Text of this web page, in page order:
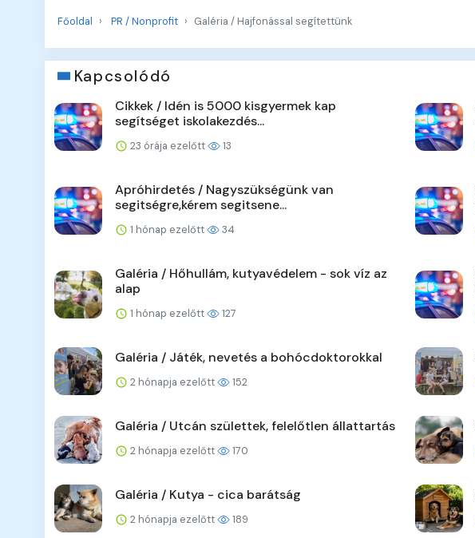
Főoldal PR / Nonprofit Galéria / Hajfonással segítettünk
Kapcsolódó
Cikkek / Idén is 5000 kisgyermek kap
segítséget iskolakezdés...
23 órája ezelőtt 13
Apróhirdetés / Nagyszükségünk van
segitségre,kérem segitsene...
1 hónap ezelőtt 34
Galéria / Hőhullám, kutyavédelem - sok víz az
alap
1 hónap ezelőtt 127
Galéria / Játék, nevetés a bohócdoktorokkal
2 hónapja ezelőtt 152
Galéria / Utcán születtek, felelőtlen állattartás
2 hónapja ezelőtt 170
Galéria / Kutya - cica barátság
2 hónapja ezelőtt 189